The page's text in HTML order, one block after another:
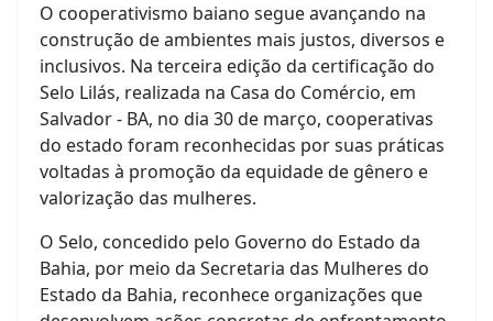
O cooperativismo baiano segue avançando na
construção de ambientes mais justos, diversos e
inclusivos. Na terceira edição da certificação do
Selo Lilás, realizada na Casa do Comércio, em
Salvador - BA, no dia 30 de março, cooperativas
do estado foram reconhecidas por suas práticas
voltadas à promoção da equidade de gênero e
valorização das mulheres.
O Selo, concedido pelo Governo do Estado da
Bahia, por meio da Secretaria das Mulheres do
Estado da Bahia, reconhece organizações que